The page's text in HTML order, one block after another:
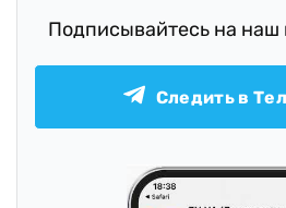
Подписывайтесь на наш
Следить в